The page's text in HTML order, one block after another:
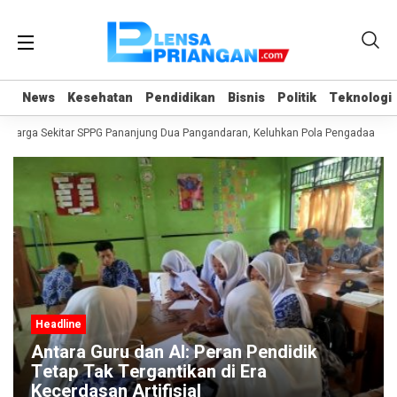
News Kesehatan Pendidikan Bisnis Politik Teknologi
News Kesehatan Pendidikan Bisnis Politik Teknologi
Warga Sekitar SPPG Pananjung Dua Pangandaran, Keluhkan Pola Pengadaan
Headline
Antara Guru dan AI: Peran Pendidik
Tetap Tak Tergantikan di Era
Kecerdasan Artifisial